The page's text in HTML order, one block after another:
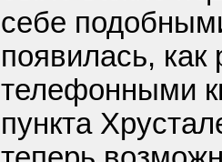
себе
появилась, как
телефонными
пункта